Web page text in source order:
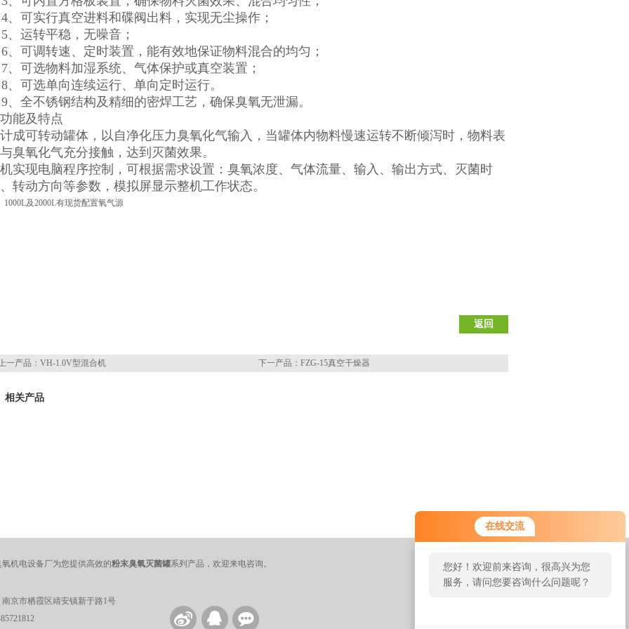
在线交流
您好！欢迎前来咨询，很高兴为您
服务，请问您要咨询什么问题呢？
可实行真空进料和碟阀出料，实现无尘操作；
运转平稳，无噪音；
可调转速、定时装置，能有效地保证物料混合的均匀；
可选物料加湿系统、气体保护或真空装置；
可选单向连续运行、单向定时运行。
全不锈钢结构及精细的密焊工艺，确保臭氧无泄漏。
能及特点
成可转动罐体，以自净化压力臭氧化气输入，当罐体内物料慢速运转不断倾泻时，物料表
臭氧化气充分接触，达到灭菌效果。
实现电脑程序控制，可根据需求设置：臭氧浓度、气体流量、输入、输出方式、灭菌时
转动方向等参数，模拟屏显示整机工作状态。
及2000L有现货配置氧气源
返回
一产品： VH-1.0V型混合机 下一产品： FZG-15真空干燥器
相关产品
机电设备厂为您提供高效的粉末臭氧灭菌罐系列产品，欢迎来电咨询。
京市栖霞区靖安镇新于路1号